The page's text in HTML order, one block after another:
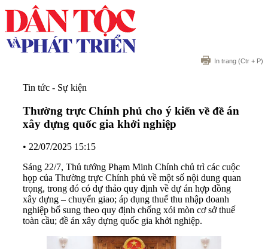
In trang (Ctr + P)
Tin tức - Sự kiện
Thường trực Chính phủ cho ý kiến về đề án
xây dựng quốc gia khởi nghiệp
• 22/07/2025 15:15
Sáng 22/7, Thủ tướng Phạm Minh Chính chủ trì các cuộc
họp của Thường trực Chính phủ về một số nội dung quan
trọng, trong đó có dự thảo quy định về dự án hợp đồng
xây dựng – chuyển giao; áp dụng thuế thu nhập doanh
nghiệp bổ sung theo quy định chống xói mòn cơ sở thuế
toàn cầu; đề án xây dựng quốc gia khởi nghiệp.